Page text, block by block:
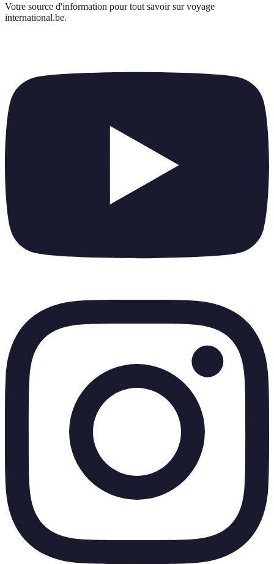
Votre source d'information pour tout savoir sur voyage
international.be.